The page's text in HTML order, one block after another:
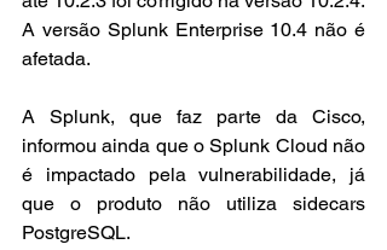
A versão Splunk Enterprise 10.4 não é
afetada.
A Splunk, que faz parte da Cisco,
informou ainda que o Splunk Cloud não
é impactado pela vulnerabilidade, já
que o produto não utiliza sidecars
PostgreSQL.